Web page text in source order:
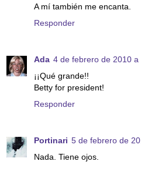
A mí también me encanta.
Responder
Ada 4 de febrero de 2010 a
¡¡Qué grande!!
Betty for president!
Responder
Portinari 5 de febrero de
Nada. Tiene ojos.